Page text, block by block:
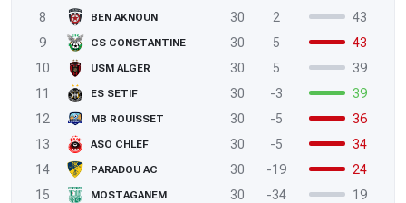
8
BEN AKNOUN 30 2
43
9
CS CONSTANTINE 30 5
43
10
USM ALGER 30 5
39
11
ES SETIF 30 -3
39
12
MB ROUISSET 30 -5
36
13
ASO CHLEF 30 -5
34
14
PARADOU AC 30 -19
24
15
MOSTAGANEM 30 -34
19